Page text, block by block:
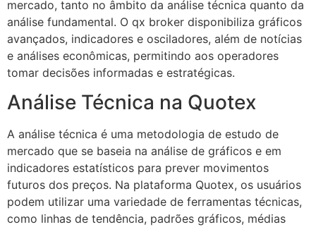
mercado, tanto no âmbito da análise técnica quanto da
análise fundamental. O qx broker disponibiliza gráficos
avançados, indicadores e osciladores, além de notícias
e análises econômicas, permitindo aos operadores
tomar decisões informadas e estratégicas.
Análise Técnica na Quotex
A análise técnica é uma metodologia de estudo de
mercado que se baseia na análise de gráficos e em
indicadores estatísticos para prever movimentos
futuros dos preços. Na plataforma Quotex, os usuários
podem utilizar uma variedade de ferramentas técnicas,
como linhas de tendência, padrões gráficos, médias